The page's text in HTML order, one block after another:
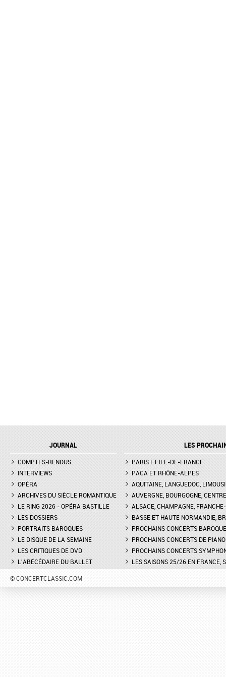
JOURNAL
COMPTES-RENDUS
INTERVIEWS
OPÉRA
ARCHIVES DU SIÈCLE ROMANTIQUE
LE RING 2026 - OPÉRA BASTILLE
LES DOSSIERS
PORTRAITS BAROQUES
LE DISQUE DE LA SEMAINE
LES CRITIQUES DE DVD
L'ABÉCÉDAIRE DU BALLET
LES
PARIS ET ILE-DE-FRANCE
PACA ET RHÔNE-ALPES
AQUITAINE, LANGUEDOC,
AUVERGNE, BOURGOGNE, CENTRE
ALSACE, CHAMPAGNE,
BASSE ET HAUTE NORMANDIE,
PROCHAINS CONCERTS
PROCHAINS CONCERTS DE PIANO
PROCHAINS CONCERTS
LES SAISONS 25/26 EN FRANCE,
© CONCERTCLASSIC.COM